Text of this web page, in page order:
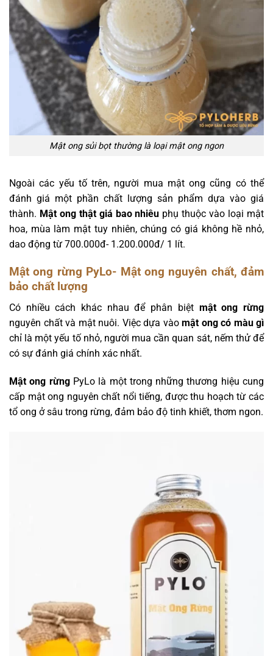
Mật ong sủi bọt thường là loại mật ong ngon
Ngoài các yếu tố trên, người mua mật ong cũng có thể
đánh giá một phần chất lượng sản phẩm dựa vào giá
thành. Mật ong thật giá bao nhiêu phụ thuộc vào loại mật
hoa, mùa làm mật tuy nhiên, chúng có giá không hề nhỏ,
dao động từ 700.000đ- 1.200.000đ/ 1 lít.
Mật ong rừng PyLo- Mật ong nguyên chất, đảm
bảo chất lượng
Có nhiều cách khác nhau để phân biệt mật ong rừng
nguyên chất và mật nuôi. Việc dựa vào mật ong có màu gì
chỉ là một yếu tố nhỏ, người mua cần quan sát, nếm thử để
có sự đánh giá chính xác nhất.
Mật ong rừngPyLo là một trong những thương hiệu cung
cấp mật ong nguyên chất nổi tiếng, được thu hoạch từ các
tổ ong ở sâu trong rừng, đảm bảo độ tinh khiết, thơm ngon.